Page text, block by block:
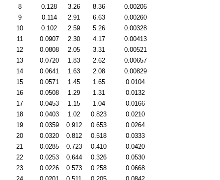
8
0.128 3.26 8.36
0.00206
9
0.114 2.91 6.63
0.00260
10
0.102 2.59 5.26
0.00328
11
0.0907 2.30 4.17
0.00413
12
0.0808 2.05 3.31
0.00521
13
0.0720 1.83 2.62
0.00657
14
0.0641 1.63 2.08
0.00829
15
0.0571 1.45 1.65
0.0104
16
0.0508 1.29 1.31
0.0132
17
0.0453 1.15 1.04
0.0166
18
0.0403 1.02 0.823
0.0210
19
0.0359 0.912 0.653
0.0264
20
0.0320 0.812 0.518
0.0333
21
0.0285 0.723 0.410
0.0420
22
0.0253 0.644 0.326
0.0530
23
0.0226 0.573 0.258
0.0668